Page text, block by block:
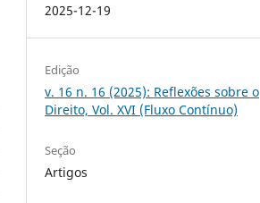
2025-12-19
Edição
v. 16 n. 16 (2025): Reflexões sobre o
Direito, Vol. XVI (Fluxo Contínuo)
Seção
Artigos